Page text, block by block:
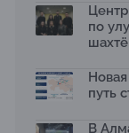
по
путь
В